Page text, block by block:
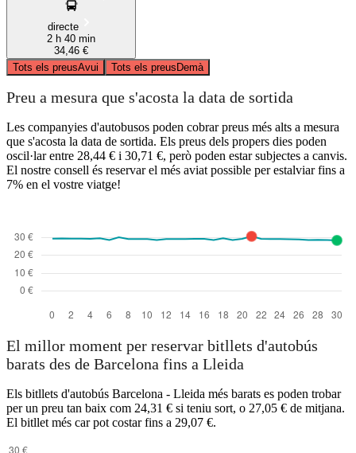
directe
2 h 40 min
34,46 €
Tots els preusAvui Tots els preusDemà
Preu a mesura que s'acosta la data de sortida
Les companyies d'autobusos poden cobrar preus més alts a mesura
que s'acosta la data de sortida. Els preus dels propers dies poden
oscil·lar entre 28,44 € i 30,71 €, però poden estar subjectes a canvis.
El nostre consell és reservar el més aviat possible per estalviar fins a
7% en el vostre viatge!
El millor moment per reservar bitllets d'autobús
barats des de Barcelona fins a Lleida
Els bitllets d'autobús Barcelona - Lleida més barats es poden trobar
per un preu tan baix com 24,31 € si teniu sort, o 27,05 € de mitjana.
El bitllet més car pot costar fins a 29,07 €.